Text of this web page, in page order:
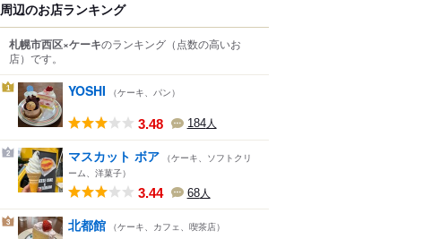
周辺のお店ランキング
札幌市西区×ケーキのランキング （点数の高いお
店） です。
1 YOSHI （ケーキ、パン）
3.48 184人
2 マスカット ボア （ケーキ、ソフトクリ
ーム、洋菓子）
3.44 68人
3 北都館 （ケーキ、カフェ、喫茶店）